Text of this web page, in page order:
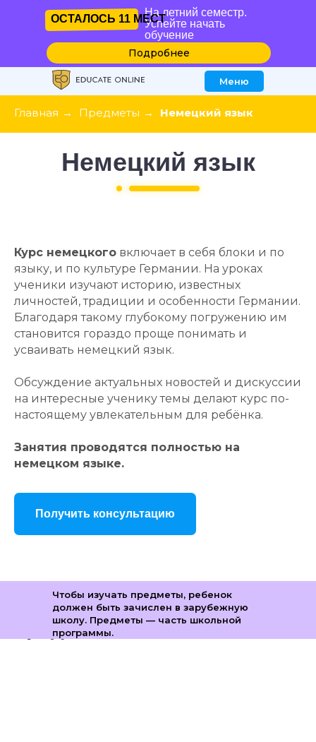
На летний семестр.
Успейте начать
обучение
ОСТАЛОСЬ 11 МЕСТ
Подробнее
февраля
Успейте
начать
обучение
ОСТАЛОСЬ11 МЕСТ Подробнее
Меню
Главная → Предметы → Немецкий язык
Немецкий язык
Курс немецкого включает в себя блоки и по
языку, и по культуре Германии. На уроках
ученики изучают историю, известных
личностей, традиции и особенности Германии.
Благодаря такому глубокому погружению им
становится гораздо проще понимать и
усваивать немецкий язык.
Обсуждение актуальных новостей и дискуссии
на интересные ученику темы делают курс по-
настоящему увлекательным для ребёнка.
Занятия проводятся полностью на
немецком языке.
Получить консультацию
Похожие
предметы
Чтобы изучать предметы, ребенок
должен быть зачислен в зарубежную
школу. Предметы — часть школьной
программы.